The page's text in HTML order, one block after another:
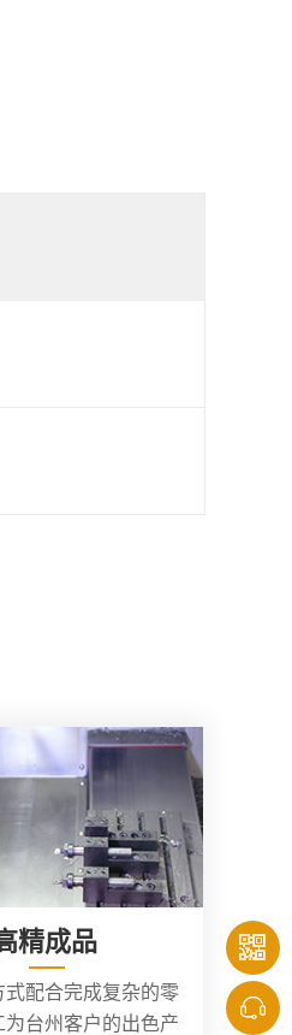
精成品
式配合完成复杂的零
为台州客户的出色产